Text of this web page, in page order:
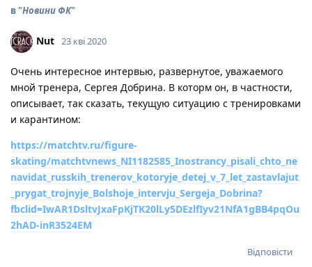
в "Новини ФК"
Nut 23 кві 2020
Очень интересное интервью, развернутое, уважаемого
мной тренера, Сергея Добрина. В которм он, в частности,
описывает, так сказать, текущую ситуацию с тренировками
и карантином:
https://matchtv.ru/figure-
skating/matchtvnews_NI1182585_Inostrancy_pisali_chto_ne
navidat_russkih_trenerov_kotoryje_detej_v_7_let_zastavlajut
_prygat_trojnyje_Bolshoje_intervju_Sergeja_Dobrina?
fbclid=IwAR1DsltvJxaFpKjTK20lLy5DEzlfIyv21NfA1gBB4pqOu
2hAD-inR3524EM
Відповісти